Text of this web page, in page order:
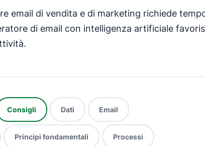
email di vendita e di marketing richiede
di email con intelligenza artificiale
Consigli Dati Email
Principi fondamentali Processi